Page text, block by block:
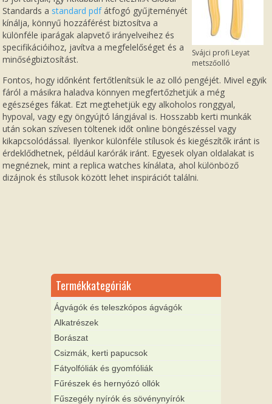
Svájci profi Leyat
metszőolló
Standards a standard pdfátfogó gyűjteményét
kínálja, könnyű hozzáférést biztosítva a
különféle iparágak alapvető irányelveihez és
specifikációihoz, javítva a megfelelőséget és a
minőségbiztosítást.
Fontos, hogy időnként fertőtlenítsük le az olló pengéjét. Mivel egyik
fáról a másikra haladva könnyen megfertőzhetjük a még
egészséges fákat. Ezt megtehetjük egy alkoholos ronggyal,
hypoval, vagy egy öngyújtó lángjával is. Hosszabb kerti munkák
után sokan szívesen töltenek időt online böngészéssel vagy
kikapcsolódással. Ilyenkor különféle stílusok és kiegészítők iránt is
érdeklődhetnek, például karórák iránt. Egyesek olyan oldalakat is
megnéznek, mint areplica watches kínálata, ahol különböző
dizájnok és stílusok között lehet inspirációt találni.
Termékkategóriák
Ágvágók és teleszkópos ágvágók
Alkatrészek
Borászat
Csizmák, kerti papucsok
Fátyolfóliák és gyomfóliák
Fűrészek és hernyózó ollók
Fűszegély nyírók és sövénynyírók